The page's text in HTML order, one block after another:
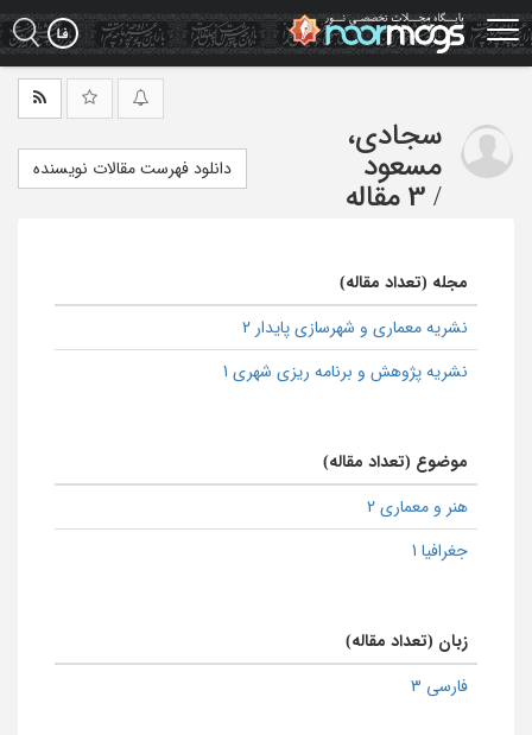
Skip
to
main
سجادی،
مسعود
/ 3 مقاله
دانلود فهرست مقالات نویسنده
مجله (تعداد مقاله)
نشریه معماری و شهرسازی پایدار 2
نشریه پژوهش و برنامه ریزی شهری 1
موضوع (تعداد مقاله)
هنر و معماری 2
جغرافیا 1
زبان (تعداد مقاله)
فارسی 3